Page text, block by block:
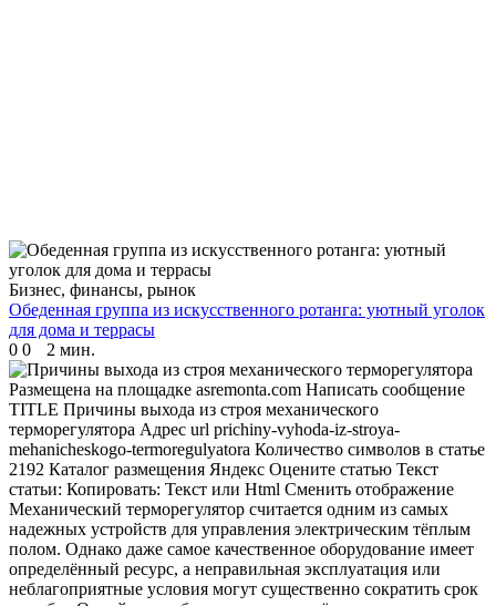
Бизнес, финансы, рынок
Обеденная группа из искусственного ротанга: уютный уголок
для дома и террасы
0 0 2 мин.